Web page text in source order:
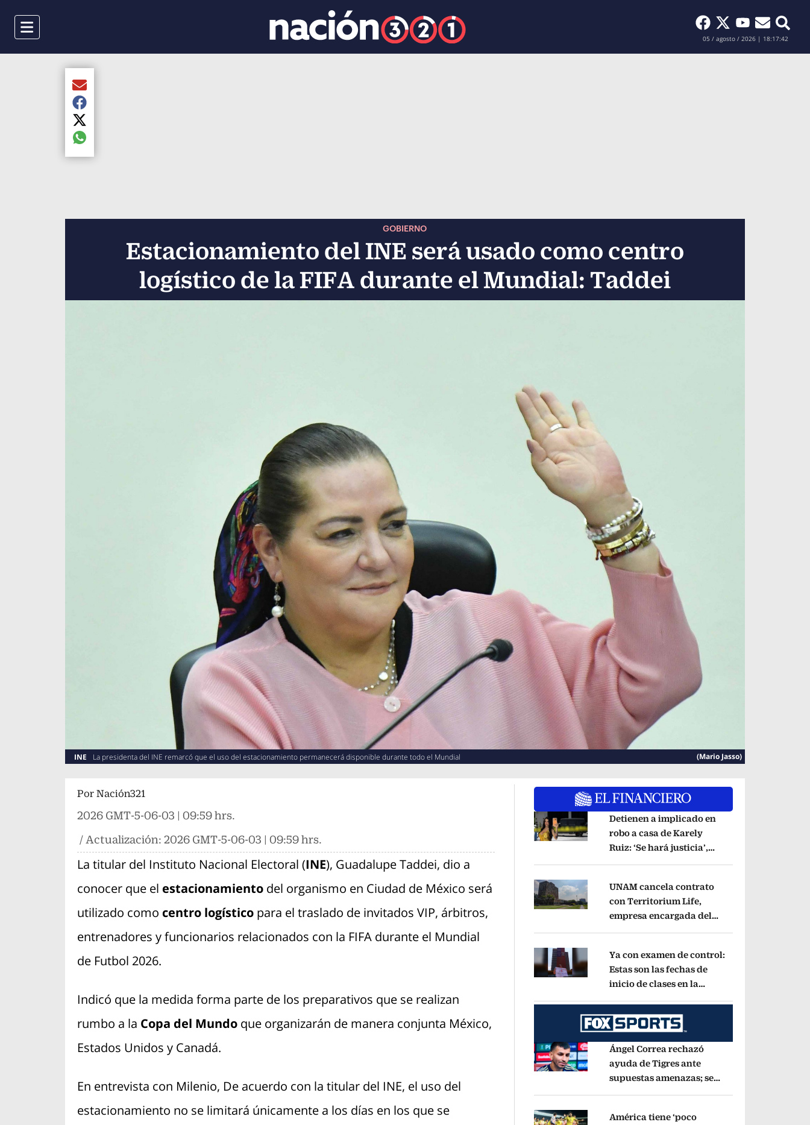
Menu Buscar
05 / agosto / 2026 | 18:17:44
GOBIERNO
Estacionamiento del INE será usado como centro
logístico de la FIFA durante el Mundial: Taddei
INE La presidenta del INE remarcó que el uso del estacionamiento permanecerá disponible durante todo el Mundial (Mario Jasso)
Compartir el artículo actual mediante Email
Compartir el artículo actual mediante Facebook
Compartir el artículo actual mediante Twitter
Compartir el artículo actual mediante global.social-whatsapp
Por Nación321
2026 GMT-5-06-03 | 09:59 hrs.
/ Actualización: 2026 GMT-5-06-03 | 09:59 hrs.
La titular del Instituto Nacional Electoral (INE), Guadalupe Taddei, dio a
conocer que el estacionamiento del organismo en Ciudad de México será
utilizado como centro logísticopara el traslado de invitados VIP, árbitros,
entrenadores y funcionarios relacionados con la FIFA durante el Mundial
de Futbol 2026.
Indicó que la medida forma parte de los preparativos que se realizan
rumbo a la Copa del Mundo que organizarán de manera conjunta México,
Estados Unidos y Canadá.
En entrevista con Milenio, De acuerdo con la titular del INE, el uso del
estacionamiento no se limitará únicamente a los días en los que se
Opens in new window
Detienen a implicado en
robo a casa de Karely
Ruiz: ‘Se hará justicia’,
Opens in new window
UNAM cancela contrato
con Territorium Life,
empresa encargada del
Opens in new window
Ya con examen de control:
Estas son las fechas de
inicio de clases en la
Opens in new window
Ángel Correa rechazó
ayuda de Tigres ante
supuestas amenazas; se
América tiene ‘poco